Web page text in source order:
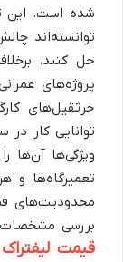
شده است. این
توانسته‌اند
حل کنند.
پروژه‌های
جرثقیل‌های
توانایی کار در
ویژگی‌ها آن‌ها
تعمیرگاه‌ها و
محدودیت‌های
بررسی مشخصات
قیمت لیفتراک